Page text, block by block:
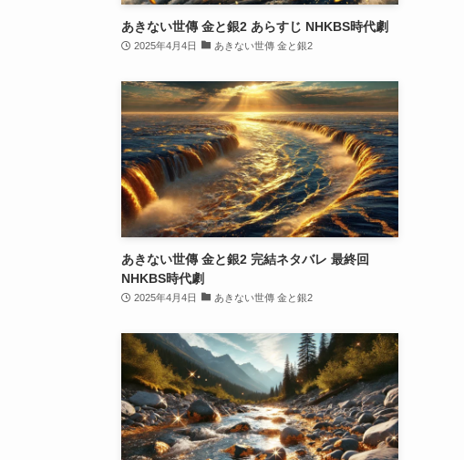
あきない世傳 金と銀2 あらすじ NHKBS時代劇
2025年4月4日 あきない世傳 金と銀2
あきない世傳 金と銀2 完結ネタバレ 最終回
NHKBS時代劇
2025年4月4日 あきない世傳 金と銀2